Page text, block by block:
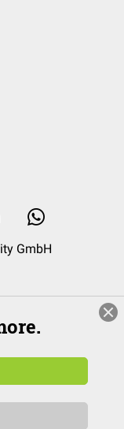
GmbH